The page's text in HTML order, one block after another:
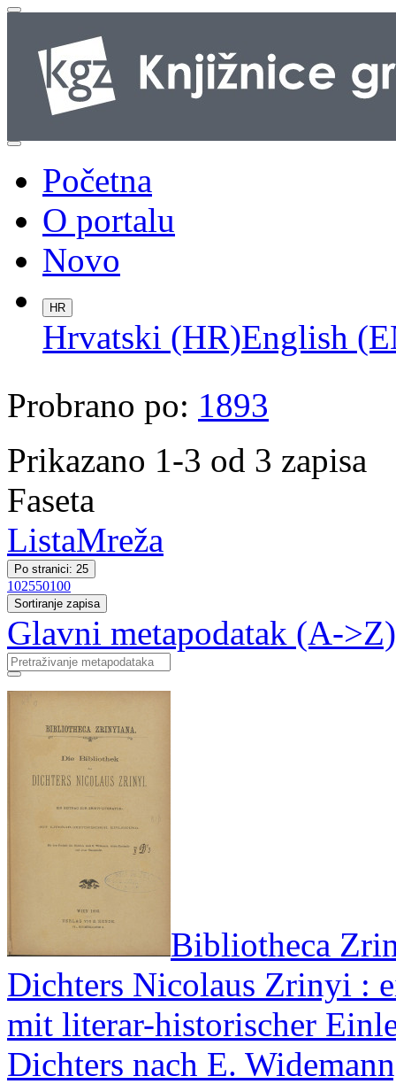
Početna
O portalu
Novo
HR
Hrvatski (HR)English
Probrano po: 1893
Prikazano 1-3 od 3 zapisa
Faseta
ListaMreža
Po stranici: 25
102550100
Sortiranje zapisa
Glavni metapodatak (A->Z)
Bibliotheca
Dichters Nicolaus Zrinyi :
mit literar-historischer
Dichters nach E.